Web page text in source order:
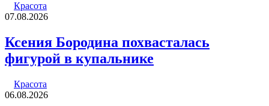
Красота
07.08.2026
Ксения Бородина похвасталась
фигурой в купальнике
Красота
06.08.2026